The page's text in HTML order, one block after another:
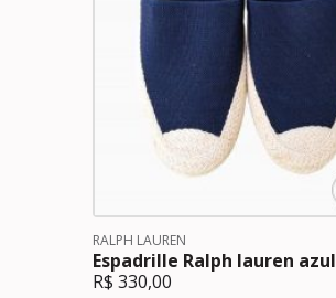
RALPH LAUREN
Espadrille Ralph lauren azul
R$ 330,00